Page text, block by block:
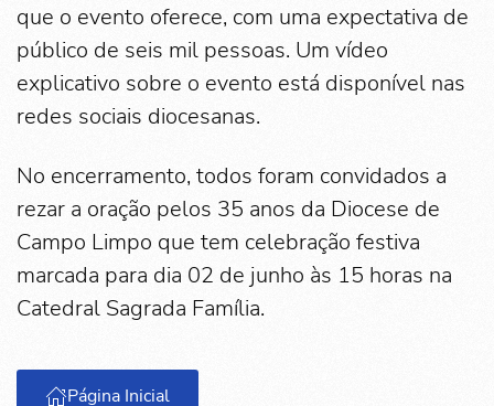
que o evento oferece, com uma expectativa de
público de seis mil pessoas. Um vídeo
explicativo sobre o evento está disponível nas
redes sociais diocesanas.
No encerramento, todos foram convidados a
rezar a oração pelos 35 anos da Diocese de
Campo Limpo que tem celebração festiva
marcada para dia 02 de junho às 15 horas na
Catedral Sagrada Família.
Página Inicial